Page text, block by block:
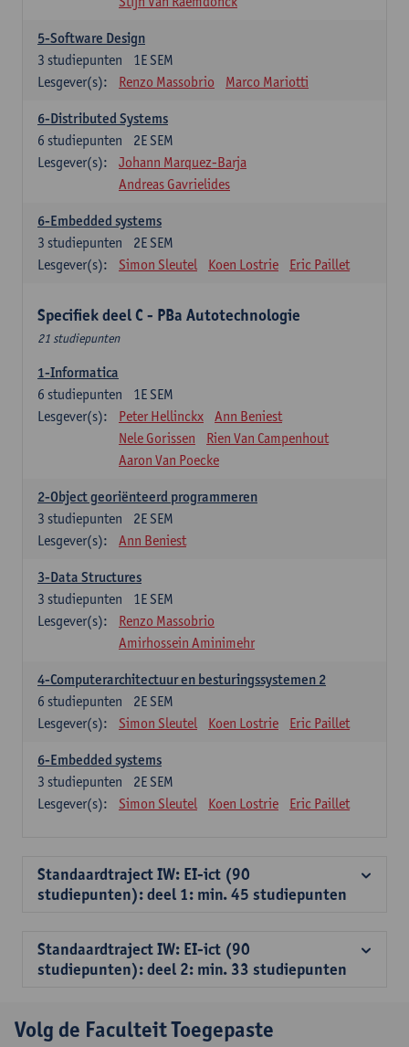
5-Software Design
1E SEM
3 studiepunten
Lesgever(s):
Renzo Massobrio Marco Mariotti
6-Distributed Systems
2E SEM
6 studiepunten
Lesgever(s):
Johann Marquez-Barja
Andreas Gavrielides
6-Embedded systems
2E SEM
3 studiepunten
Lesgever(s):
Simon Sleutel Koen Lostrie Eric Paillet
Specifiek deel C - PBa Autotechnologie
21 studiepunten
1-Informatica
1E SEM
6 studiepunten
Lesgever(s):
Peter Hellinckx
Ann Beniest
Nele Gorissen
Rien Van Campenhout
Aaron Van Poecke
2-Object georiënteerd programmeren
2E SEM
3 studiepunten
Lesgever(s):
Ann Beniest
3-Data Structures
1E SEM
3 studiepunten
Lesgever(s):
Renzo Massobrio
Amirhossein Aminimehr
4-Computerarchitectuur en besturingssystemen 2
2E SEM
6 studiepunten
Lesgever(s):
Simon Sleutel Koen Lostrie Eric Paillet
6-Embedded systems
2E SEM
3 studiepunten
Lesgever(s):
Simon Sleutel Koen Lostrie Eric Paillet
Standaardtraject IW: EI-ict (90
studiepunten): deel 1: min. 45 studiepunten
Standaardtraject IW: EI-ict (90
studiepunten): deel 2: min. 33 studiepunten
Volg de Faculteit Toegepaste